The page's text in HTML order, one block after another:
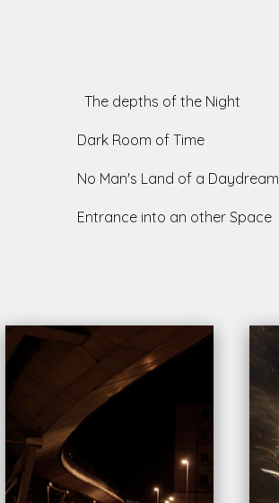
The depths of the Night
Room of Time
Man's Land of a Daydream
into an other Space